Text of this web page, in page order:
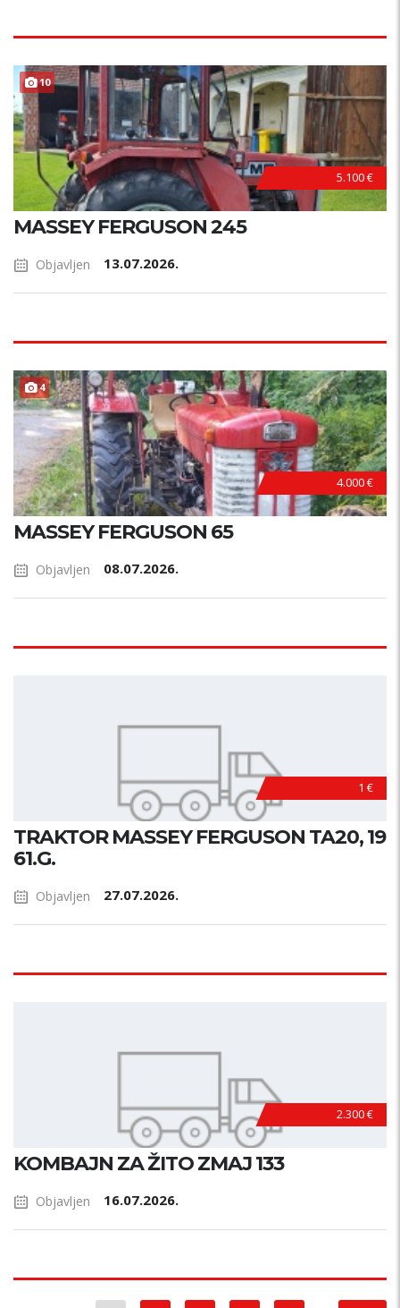
10
5.100 €
MASSEY FERGUSON 245
Objavljen 13.07.2026.
4
4.000 €
MASSEY FERGUSON 65
Objavljen 08.07.2026.
1 €
TRAKTOR MASSEY FERGUSON TA20, 19
61.G.
Objavljen 27.07.2026.
2.300 €
KOMBAJN ZA ŽITO ZMAJ 133
Objavljen 16.07.2026.